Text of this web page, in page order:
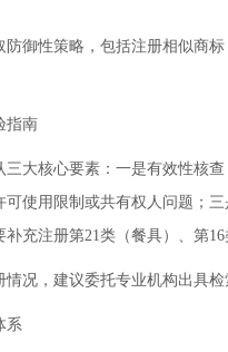
御性策略，包括注册相似商
指南
大核心要素：一是有效性核
使用限制或共有权人问题；
充注册第21类（餐具）、第16
况，建议委托专业机构出具
系